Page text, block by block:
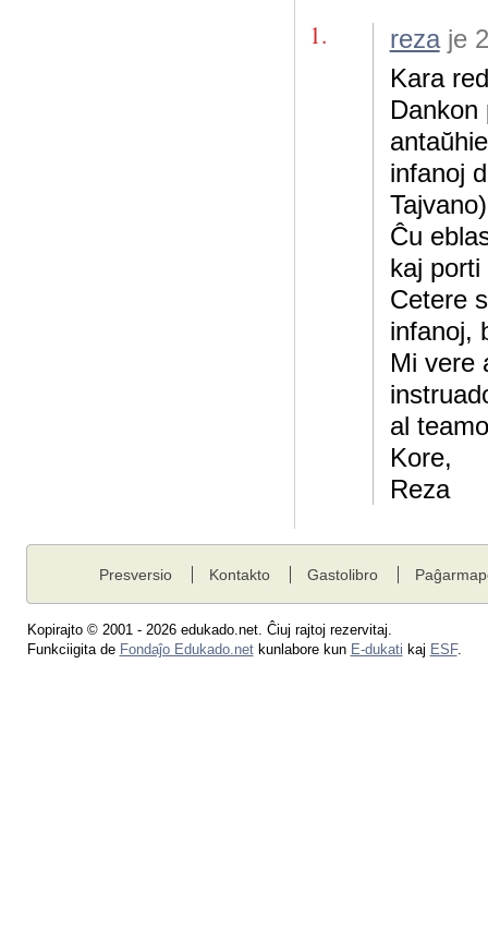
1. rezaje
Kara
infanoj
Ĉu
kaj porti
Cetere
infanoj,
Mi vere
al
Kore,
Reza
Presversio Kontakto Gastolibro
Kopirajto © 2001 - 2026 edukado.net. Ĉiuj rajtoj rezervitaj.
Funkciigita de Fondaĵo Edukado.netkunlabore kun E-dukati kaj ESF.